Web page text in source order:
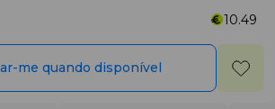
10.49
me quando disponível